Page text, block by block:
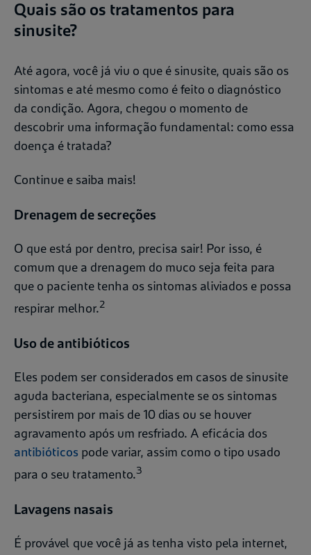
Quais são os tratamentos para
sinusite?
Até agora, você já viu o que é sinusite, quais são os
sintomas e até mesmo como é feito o diagnóstico
da condição. Agora, chegou o momento de
descobrir uma informação fundamental: como essa
doença é tratada?
Continue e saiba mais!
Drenagem de secreções
O que está por dentro, precisa sair! Por isso, é
comum que a drenagem do muco seja feita para
que o paciente tenha os sintomas aliviados e possa
respirar melhor.2
Uso de antibióticos
Eles podem ser considerados em casos de sinusite
aguda bacteriana, especialmente se os sintomas
persistirem por mais de 10 dias ou se houver
agravamento após um resfriado. A eficácia dos
antibióticos pode variar, assim como o tipo usado
para o seu tratamento.3
Lavagens nasais
É provável que você já as tenha visto pela internet,